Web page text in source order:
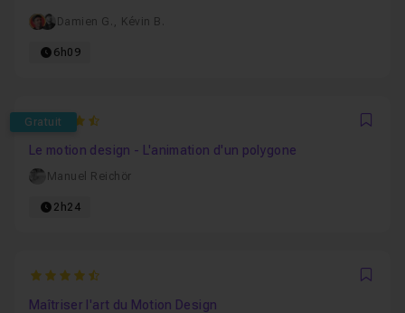
Damien G. , Kévin B.
6h09
Gratuit
4.6
Le motion design - L'animation d'un polygone
Manuel Reichör
2h24
4.6
Maîtriser l'art du Motion Design